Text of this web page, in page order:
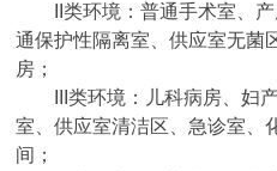
II类环境：普通手术室、
通保护性隔离室、供应室无菌
房；
III类环境：儿科病房、妇
室、供应室清洁区、急诊室、
间；